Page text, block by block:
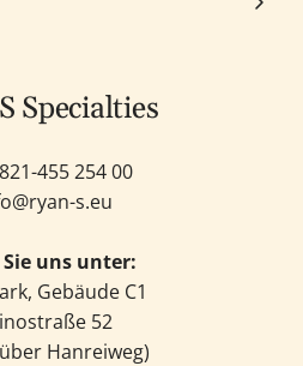
Specialties
455 254 00
s.eu
uns unter:
Gebäude C1
52
Hanreiweg)